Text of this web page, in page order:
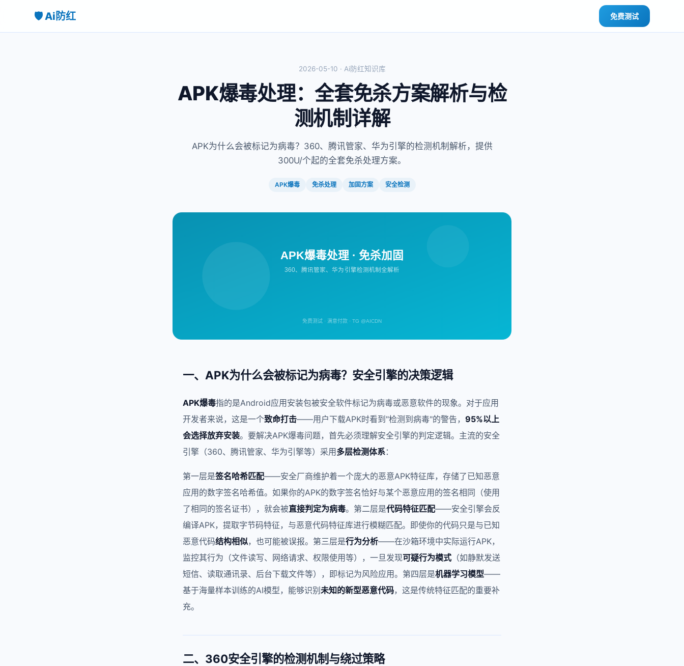
🛡️ Ai防红 免费测试
2026-05-10 · Ai防红知识库
APK爆毒处理：全套免杀方案解析与检
测机制详解
APK为什么会被标记为病毒？360、腾讯管家、华为引擎的检测机制解析，提供
300U/个起的全套免杀处理方案。
APK爆毒 免杀处理 加固方案 安全检测
APK爆毒处理 · 免杀加固
360、腾讯管家、华为引擎检测机制全解析
免费测试 · 满意付款 · TG @AICDN
一、APK为什么会被标记为病毒？安全引擎的决策逻辑
APK爆毒指的是Android应用安装包被安全软件标记为病毒或恶意软件的现象。对于应用
开发者来说，这是一个致命打击——用户下载APK时看到"检测到病毒"的警告，95%以上
会选择放弃安装。要解决APK爆毒问题，首先必须理解安全引擎的判定逻辑。主流的安全
引擎（360、腾讯管家、华为引擎等）采用多层检测体系：
第一层是签名哈希匹配——安全厂商维护着一个庞大的恶意APK特征库，存储了已知恶意
应用的数字签名哈希值。如果你的APK的数字签名恰好与某个恶意应用的签名相同（使用
了相同的签名证书），就会被直接判定为病毒。第二层是代码特征匹配——安全引擎会反
编译APK，提取字节码特征，与恶意代码特征库进行模糊匹配。即使你的代码只是与已知
恶意代码结构相似，也可能被误报。第三层是行为分析——在沙箱环境中实际运行APK，
监控其行为（文件读写、网络请求、权限使用等），一旦发现可疑行为模式 （如静默发送
短信、读取通讯录、后台下载文件等），即标记为风险应用。第四层是机器学习模型——
基于海量样本训练的AI模型，能够识别未知的新型恶意代码，这是传统特征匹配的重要补
充。
二、360安全引擎的检测机制与绕过策略